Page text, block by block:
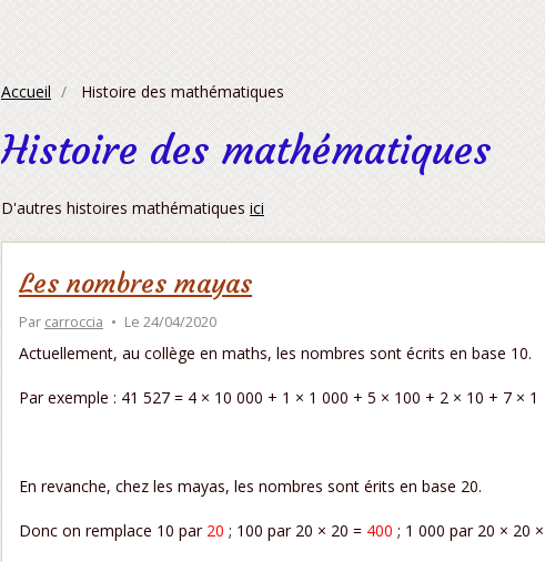
Accueil Histoire des mathématiques
Histoire des mathématiques
D'autres histoires mathématiquesici
Les nombres mayas
Par carroccia Le 24/04/2020
Actuellement, au collège en maths, les nombres sont écrits en base 10.
Par exemple : 41 527 = 4 × 10 000 + 1 × 1 000 + 5 × 100 + 2 × 10 + 7 × 1
En revanche, chez les mayas, les nombres sont érits en base 20.
Donc on remplace 10 par 20 ; 100 par 20 × 20 = 400 ; 1 000 par 20 × 20